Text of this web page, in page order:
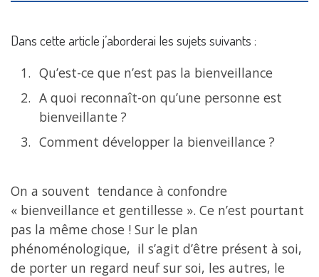
Dans cette article j’aborderai les sujets suivants :
Qu’est-ce que n’est pas la bienveillance
A quoi reconnaît-on qu’une personne est
bienveillante ?
Comment développer la bienveillance ?
On a souvent tendance à confondre
« bienveillance et gentillesse ». Ce n’est pourtant
pas la même chose ! Sur le plan
phénoménologique, il s’agit d’être présent à soi,
de porter un regard neuf sur soi, les autres, le